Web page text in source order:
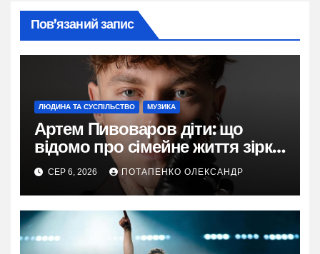
Пов’язаний запис
ЛЮДИНА ТА СУСПІЛЬСТВО МУЗИКА
Артем Пивоваров діти: що
відомо про сімейне життя зірки
у 2026
СЕР 6, 2026 ПОТАПЕНКО ОЛЕКСАНДР